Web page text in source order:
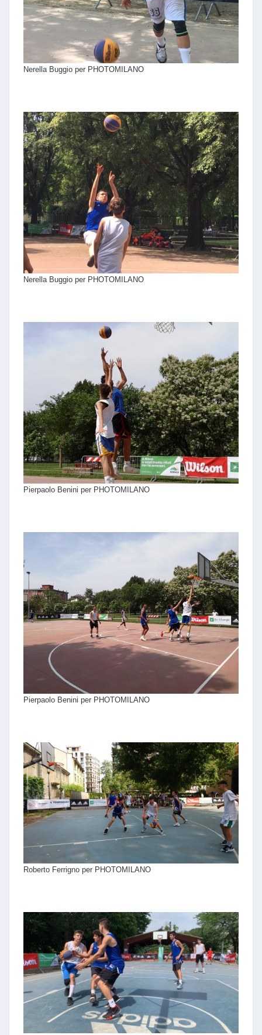
Nerella Buggio per PHOTOMILANO
Nerella Buggio per PHOTOMILANO
Pierpaolo Benini per PHOTOMILANO
Pierpaolo Benini per PHOTOMILANO
Roberto Ferrigno per PHOTOMILANO